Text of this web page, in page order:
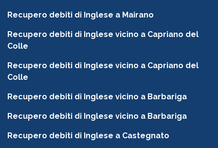
Recupero debiti di Inglese a Mairano
Recupero debiti di Inglese vicino a Capriano del
Colle
Recupero debiti di Inglese vicino a Capriano del
Colle
Recupero debiti di Inglese vicino a Barbariga
Recupero debiti di Inglese vicino a Barbariga
Recupero debiti di Inglese a Castegnato